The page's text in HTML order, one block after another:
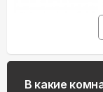
В какие